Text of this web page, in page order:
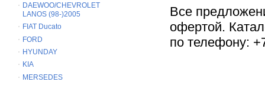
DAEWOO/CHEVROLET
LANOS (98-)2005
FIAT Ducato
FORD
HYUNDAY
KIA
MERSEDES
Все
офертой.
по телефону: